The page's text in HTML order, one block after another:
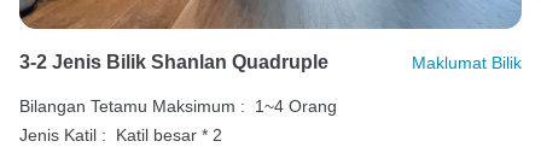
3-2 Jenis Bilik Shanlan Quadruple Maklumat Bilik
Bilangan Tetamu Maksimum :
1~4 Orang
Jenis Katil :
Katil besar * 2